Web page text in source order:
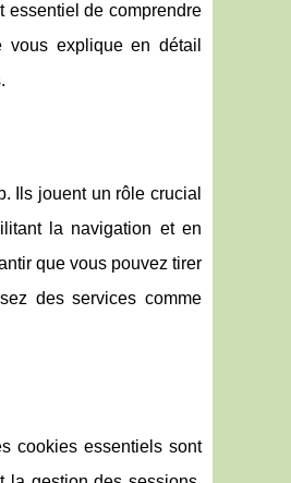
essentiel de comprendre
explique en détail
Ils jouent un rôle crucial
la navigation et en
que vous pouvez tirer
des services comme
cookies essentiels sont